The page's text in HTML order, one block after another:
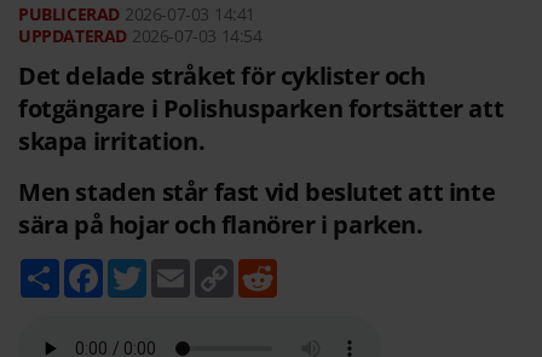
2026-07-03 14:41
2026-07-03 14:54
Det delade stråket för cyklister och
fotgängare i Polishusparken fortsätter att
skapa irritation.
Men staden står fast vid beslutet att inte
sära på hojar och flanörer i parken.
D
e
F
c
b
T
w
t
E
m
a
C
o
p